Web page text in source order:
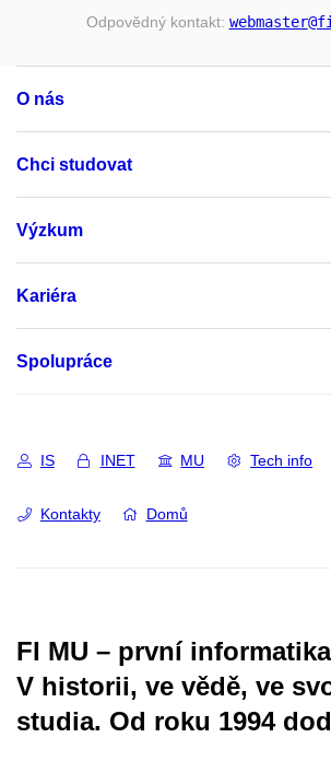
Odpovědný kontakt: webmaster
O nás
Chci studovat
Výzkum
Kariéra
Spolupráce
IS INET MU Tech info
Kontakty Domů
FI MU – první
V historii, ve vědě, ve
studia. Od roku 1994